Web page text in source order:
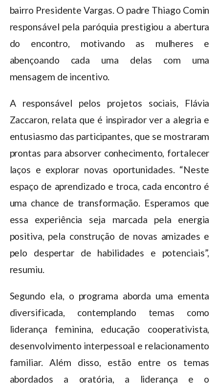
bairro Presidente Vargas. O padre Thiago Comin
responsável pela paróquia prestigiou a abertura
do encontro, motivando as mulheres e
abençoando cada uma delas com uma
mensagem de incentivo.
A responsável pelos projetos sociais, Flávia
Zaccaron, relata que é inspirador ver a alegria e
entusiasmo das participantes, que se mostraram
prontas para absorver conhecimento, fortalecer
laços e explorar novas oportunidades. “Neste
espaço de aprendizado e troca, cada encontro é
uma chance de transformação. Esperamos que
essa experiência seja marcada pela energia
positiva, pela construção de novas amizades e
pelo despertar de habilidades e potenciais”,
resumiu.
Segundo ela, o programa aborda uma ementa
diversificada, contemplando temas como
liderança feminina, educação cooperativista,
desenvolvimento interpessoal e relacionamento
familiar. Além disso, estão entre os temas
abordados a oratória, a liderança e o